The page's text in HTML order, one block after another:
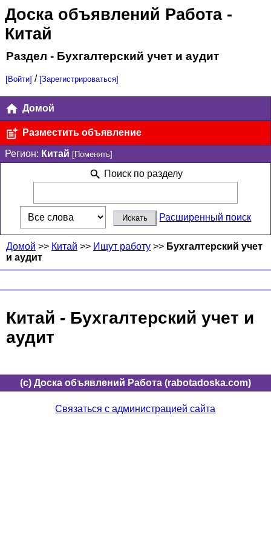
Доска объявлений Работа-
Китай
Раздел - Бухгалтерский учет и аудит
[Войти] / [Зарегистрироваться]
Домой
Разместить объявление
Регион: Китай [Поменять]
Поиск по разделу
Расширенный поиск
Домой >> Китай >> Ищут работу >> Бухгалтерский учет
и аудит
Китай - Бухгалтерский учет и
аудит
(c) Доска объявлений Работа (rabotadoska.com)
Связаться с администрацией сайта